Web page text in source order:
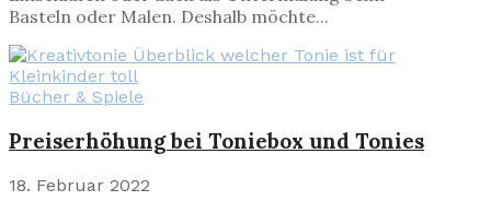
Basteln oder Malen. Deshalb möchte...
Bücher & Spiele
Preiserhöhung bei Toniebox und Tonies
18. Februar 2022